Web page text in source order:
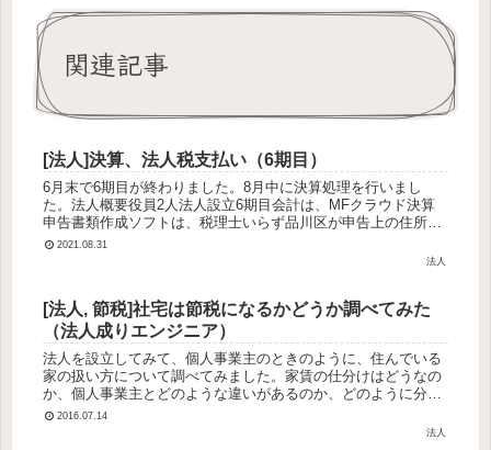
関連記事
[法人]決算、法人税支払い（6期目）
6月末で6期目が終わりました。8月中に決算処理を行いまし
た。法人概要役員2人法人設立6期目会計は、MFクラウド決算
申告書類作成ソフトは、税理士いらず品川区が申告上の住所
※年度の切り替わりのタイミングで登記住所を変更している
2021.08.31
法人
[法人, 節税]社宅は節税になるかどうか調べてみた
（法人成りエンジニア）
法人を設立してみて、個人事業主のときのように、住んでいる
家の扱い方について調べてみました。家賃の仕分けはどうなの
か、個人事業主とどのような違いがあるのか、どのように分け
るのか、などなど。調べた結果として、社宅として契約した方
2016.07.14
法人